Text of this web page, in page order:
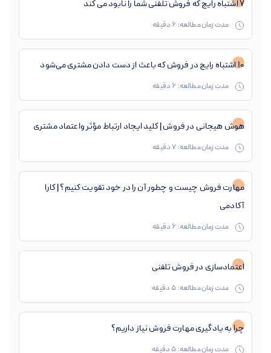
7 اشتباه رایج که فروش تلفنی شما را نابود می کند
مدت زمان مطالعه: 6 دقیقه
10 اشتباه رایج در فروش که باعث از دست دادن مشتری می‌شود
مدت زمان مطالعه: 6 دقیقه
هوش هیجانی در فروش | کلید ایجاد ارتباط مؤثر واعتماد مشتری
مدت زمان مطالعه: 7دقیقه
مهارت فروش چیست و چطور آن را در خود تقویت کنیم؟ | کارا
آکادمی
مدت زمان مطالعه: 6 دقیقه
اعتمادسازی در فروش تلفنی
مدت زمان مطالعه: 5دقیقه
چرا به یادگیری مهارت فروش نیاز داریم؟
مدت زمان مطالعه: 5دقیقه